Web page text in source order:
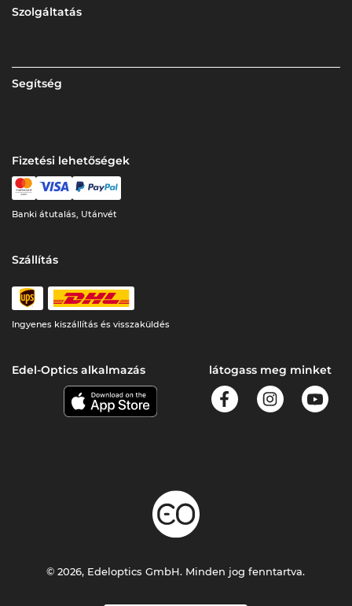
Szolgáltatás
Segítség
Fizetési lehetőségek
Banki átutalás, Utánvét
Szállítás
Ingyenes kiszállítás és visszaküldés
Edel-Optics alkalmazás látogass meg minket
© 2026, Edeloptics GmbH. Minden jog fenntartva.